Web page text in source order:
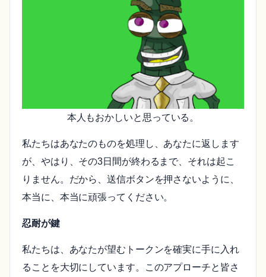
本人もおかしいと思っている。
私たちはあなたのものを処理し、あなたに返します
が、やはり、その3日間が終わるまで、それは起こ
りません。だから、送信ボタンを押さないように、
本当に、本当に頑張ってください。
忍耐が鍵
私たちは、あなたが望むトークンを確実に手に入れ
ることを大切にしています。このアプローチと皆さ